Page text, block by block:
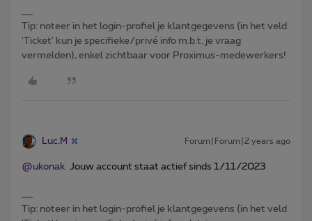
Tip: noteer in het login-profiel je klantgegevens (in het veld
'Ticket' kun je specifieke/privé info m.b.t. je vraag
vermelden), enkel zichtbaar voor Proximus-medewerkers!
Luc.M Forum|Forum|2 years ago
@ukonak Jouw account staat actief sinds 1/11/2023
Tip: noteer in het login-profiel je klantgegevens (in het veld